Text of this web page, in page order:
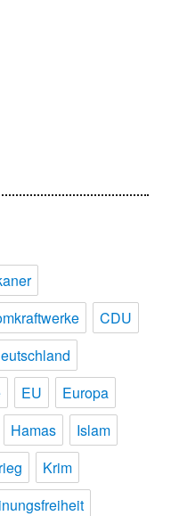
CDU
EU
Europa
Hamas
Islam
Krim